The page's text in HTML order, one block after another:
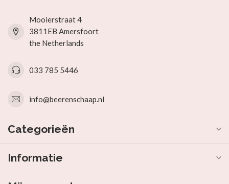
Mooierstraat 4
3811EB Amersfoort
the Netherlands
033 785 5446
info@beerenschaap.nl
Categorieën
Informatie